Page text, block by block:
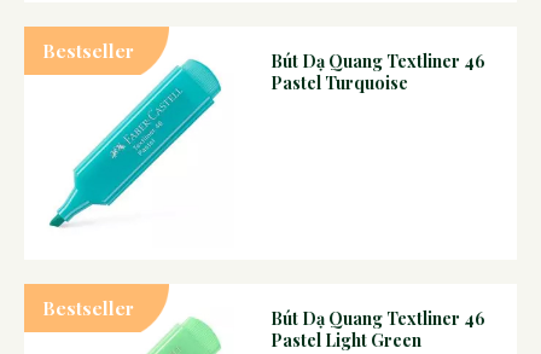
Bestseller
Bút Dạ Quang Textliner 46
Pastel Turquoise
Bestseller
Bút Dạ Quang Textliner 46
Pastel Light Green